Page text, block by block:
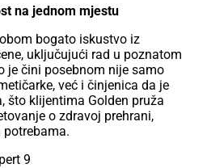
na jednom mjestu
bogato iskustvo iz
uključujući rad u poznatom
je čini posebnom nije samo
već i činjenica da je
što klijentima Golden pruža
o zdravoj prehrani,